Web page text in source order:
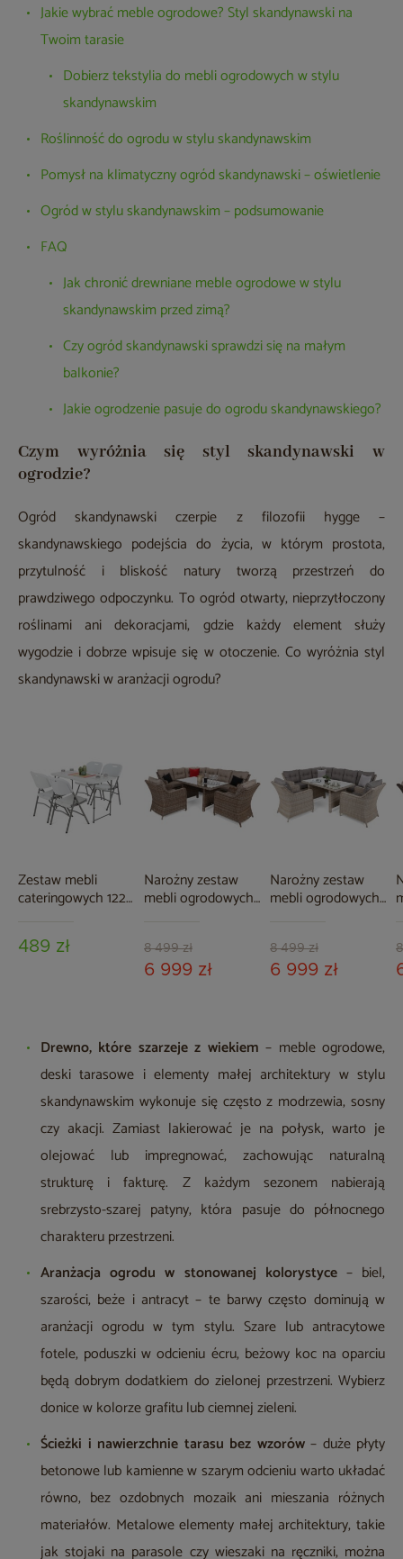
Jakie wybrać meble ogrodowe? Styl skandynawski na
Twoim tarasie
Dobierz tekstylia do mebli ogrodowych w stylu
skandynawskim
Roślinność do ogrodu w stylu skandynawskim
Pomysł na klimatyczny ogród skandynawski – oświetlenie
Ogród w stylu skandynawskim – podsumowanie
FAQ
Jak chronić drewniane meble ogrodowe w stylu
skandynawskim przed zimą?
Czy ogród skandynawski sprawdzi się na małym
balkonie?
Jakie ogrodzenie pasuje do ogrodu skandynawskiego?
Czym wyróżnia się styl skandynawski w
ogrodzie?
Ogród skandynawski czerpie z filozofii hygge –
skandynawskiego podejścia do życia, w którym prostota,
przytulność i bliskość natury tworzą przestrzeń do
prawdziwego odpoczynku. To ogród otwarty, nieprzytłoczony
roślinami ani dekoracjami, gdzie każdy element służy
wygodzie i dobrze wpisuje się w otoczenie. Co wyróżnia styl
skandynawski w aranżacji ogrodu?
Zestaw mebli
cateringowych 122
489 zł
Narożny zestaw
mebli ogrodowych
Melange
8 499 zł
6 999 zł
Narożny zestaw
mebli ogrodowych
Melange
8 499 zł
6 999 zł
Drewno, które szarzeje z wiekiem– meble ogrodowe,
deski tarasowe i elementy małej architektury w stylu
skandynawskim wykonuje się często z modrzewia, sosny
czy akacji. Zamiast lakierować je na połysk, warto je
olejować lub impregnować, zachowując naturalną
strukturę i fakturę. Z każdym sezonem nabierają
srebrzysto-szarej patyny, która pasuje do północnego
charakteru przestrzeni.
Aranżacja ogrodu w stonowanej kolorystyce – biel,
szarości, beże i antracyt – te barwy często dominują w
aranżacji ogrodu w tym stylu. Szare lub antracytowe
fotele, poduszki w odcieniu écru, beżowy koc na oparciu
będą dobrym dodatkiem do zielonej przestrzeni. Wybierz
donice w kolorze grafitu lub ciemnej zieleni.
Ścieżki i nawierzchnie tarasu bez wzorów – duże płyty
betonowe lub kamienne w szarym odcieniu warto układać
równo, bez ozdobnych mozaik ani mieszania różnych
materiałów. Metalowe elementy małej architektury, takie
jak stojaki na parasole czy wieszaki na ręczniki, można